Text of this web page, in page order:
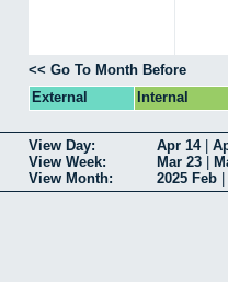
<< Go To Month Before
External
Internal
View Day: Apr 14|
View Week:
Mar 23
View Month:
2025 Feb